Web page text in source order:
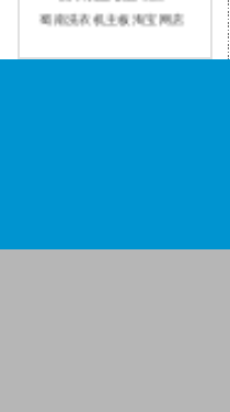
蜀南洗衣机主板淘宝网店